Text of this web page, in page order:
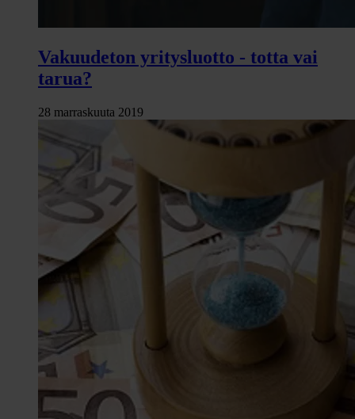
Vakuudeton yritysluotto - totta vai
tarua?
28 marraskuuta 2019